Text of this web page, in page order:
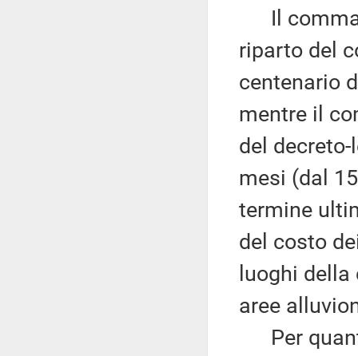
Il comma
riparto del
centenario
mentre il
del
mesi (dal
termine
del costo
luoghi
aree
Per